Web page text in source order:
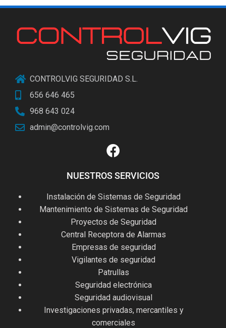
CONTROLVIG SEGURIDAD S.L.
656 646 465
968 643 024
admin@controlvig.com
NUESTROS SERVICIOS
Instalación de Sistemas de Seguridad
Mantenimiento de Sistemas de Seguridad
Proyectos de Seguridad
Central Receptora de Alarmas
Empresas de seguridad
Vigilantes de seguridad
Patrullas
Seguridad electrónica
Seguridad audiovisual
Investigaciones privadas, mercantiles y
comerciales